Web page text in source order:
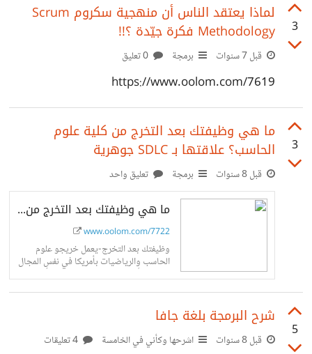
3
لماذا يعتقد الناس أن منهجية سكروم Scrum
Methodology فكرة جيّدة ؟!!
قبل 7 سنوات برمجة
https://www.oolom.com/7619
3
ما هي وظيفتك بعد التخرج من كلية علوم
الحاسب؟ علاقتها بـ SDLC جوهرية
قبل 8 سنوات برمجة تعليق واحد
ما هي وظيفتك بعد التخرج من كلية علوم الحاسب؟ علاقتها بـ SDLC جوهرية
www.oolom.com/7722
وظيفتك بعد التخرج-يعمل خريجو علوم
الحاسب والرياضيات بأمريكا في نفس المجال
المتعلق بأعلى شهادة يحصلون عليها أكثر من
5
شرح البرمجة بلغة جافا
قبل 8 سنوات اشرحها وكأني في الخامسة